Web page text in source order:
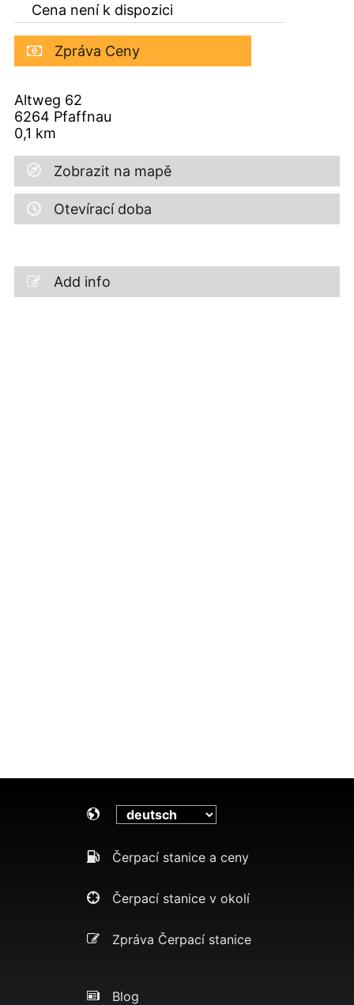
Cena není k dispozici
Zpráva Ceny
Altweg 62
6264 Pfaffnau
0,1 km
Zobrazit na mapě
Otevírací doba
Add info
Čerpací stanice a ceny
Čerpací stanice v okolí
Zpráva Čerpací stanice
Blog